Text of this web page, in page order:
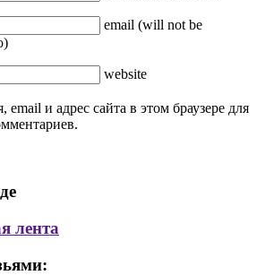
email (will not be
website
и адрес сайта в этом браузере для
лента